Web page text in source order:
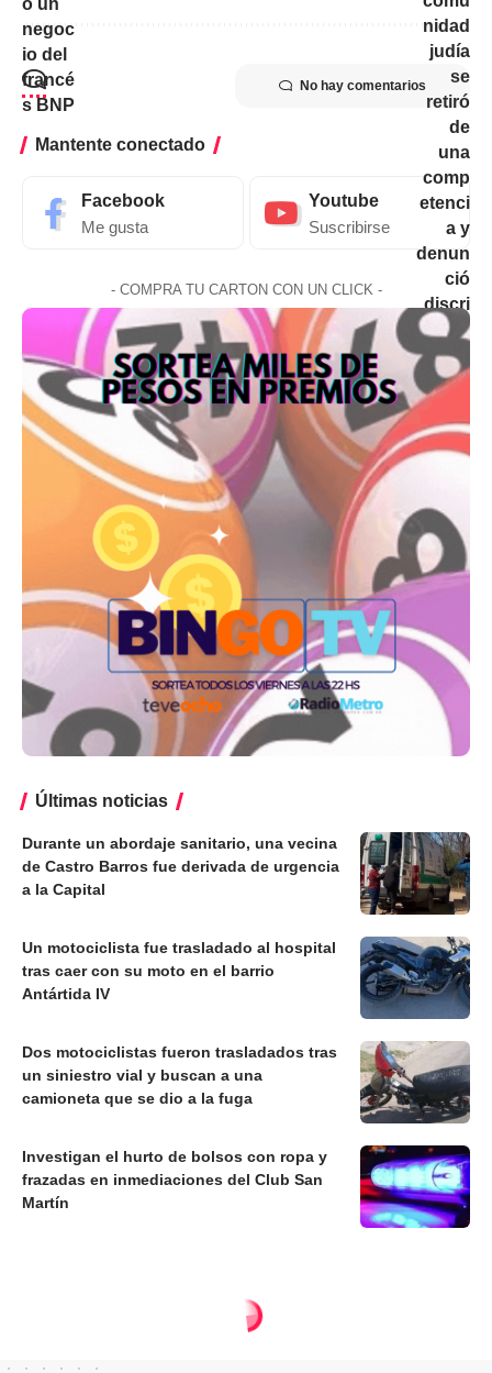
No hay comentarios
Mantente conectado
Facebook
Me gusta
Youtube
Suscribirse
- COMPRA TU CARTON CON UN CLICK -
Últimas noticias
Durante un abordaje sanitario, una vecina
de Castro Barros fue derivada de urgencia
a la Capital
Un motociclista fue trasladado al hospital
tras caer con su moto en el barrio
Antártida IV
Dos motociclistas fueron trasladados tras
un siniestro vial y buscan a una
camioneta que se dio a la fuga
Investigan el hurto de bolsos con ropa y
frazadas en inmediaciones del Club San
Martín